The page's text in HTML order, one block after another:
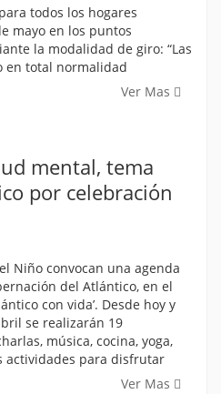
todos los hogares
mayo en los puntos
la modalidad de giro: “Las
en total normalidad
Ver Mas
mental, tema
por celebración
Niño convocan una agenda
del Atlántico, en el
con vidaʼ. Desde hoy y
se realizarán 19
música, cocina, yoga,
actividades para disfrutar
Ver Mas